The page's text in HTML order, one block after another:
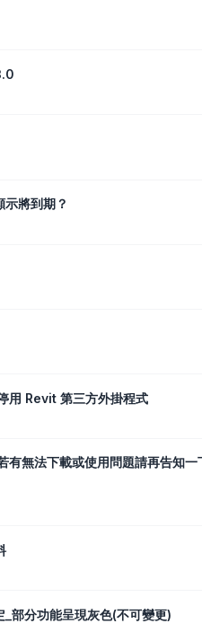
將到期？
用 Revit 第三方外掛程式
有無法下載或使用問題請再告知一
部分功能呈現灰色(不可變更)